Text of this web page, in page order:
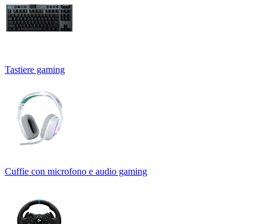
Tastiere gaming
Cuffie con microfono e audio gaming